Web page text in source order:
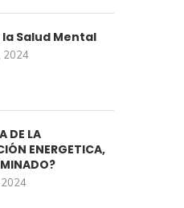
la Salud Mental
2024
DE LA
ENERGETICA,